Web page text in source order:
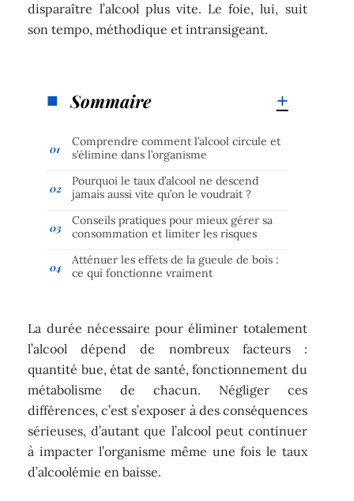
disparaître l’alcool plus vite. Le foie, lui, suit
son tempo, méthodique et intransigeant.
Sommaire
Comprendre comment l’alcool circule et
s’élimine dans l’organisme
Pourquoi le taux d’alcool ne descend
jamais aussi vite qu’on le voudrait ?
Conseils pratiques pour mieux gérer sa
consommation et limiter les risques
Atténuer les effets de la gueule de bois :
ce qui fonctionne vraiment
La durée nécessaire pour éliminer totalement
l’alcool dépend de nombreux facteurs :
quantité bue, état de santé, fonctionnement du
métabolisme de chacun. Négliger ces
différences, c’est s’exposer à des conséquences
sérieuses, d’autant que l’alcool peut continuer
à impacter l’organisme même une fois le taux
d’alcoolémie en baisse.